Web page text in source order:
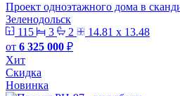
Проект одноэтажного дома в
Зеленодольск
115
3 2
14.81 x 13.48
от 6 325 000 ₽
Хит
Скидка
Новинка